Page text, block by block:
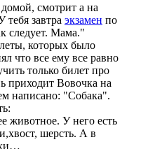
домой, смотрит а на
тебя завтра экзамен по
следует. Мама."
которых было
что все ему все равно
только билет про
приходит Вовочка на
написано: "Собака".
животное. У него есть
шерсть. А в